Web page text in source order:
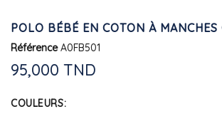
POLO BÉBÉ EN COTON À MANCHES
Référence A0FB501
95,000 TND
COULEURS